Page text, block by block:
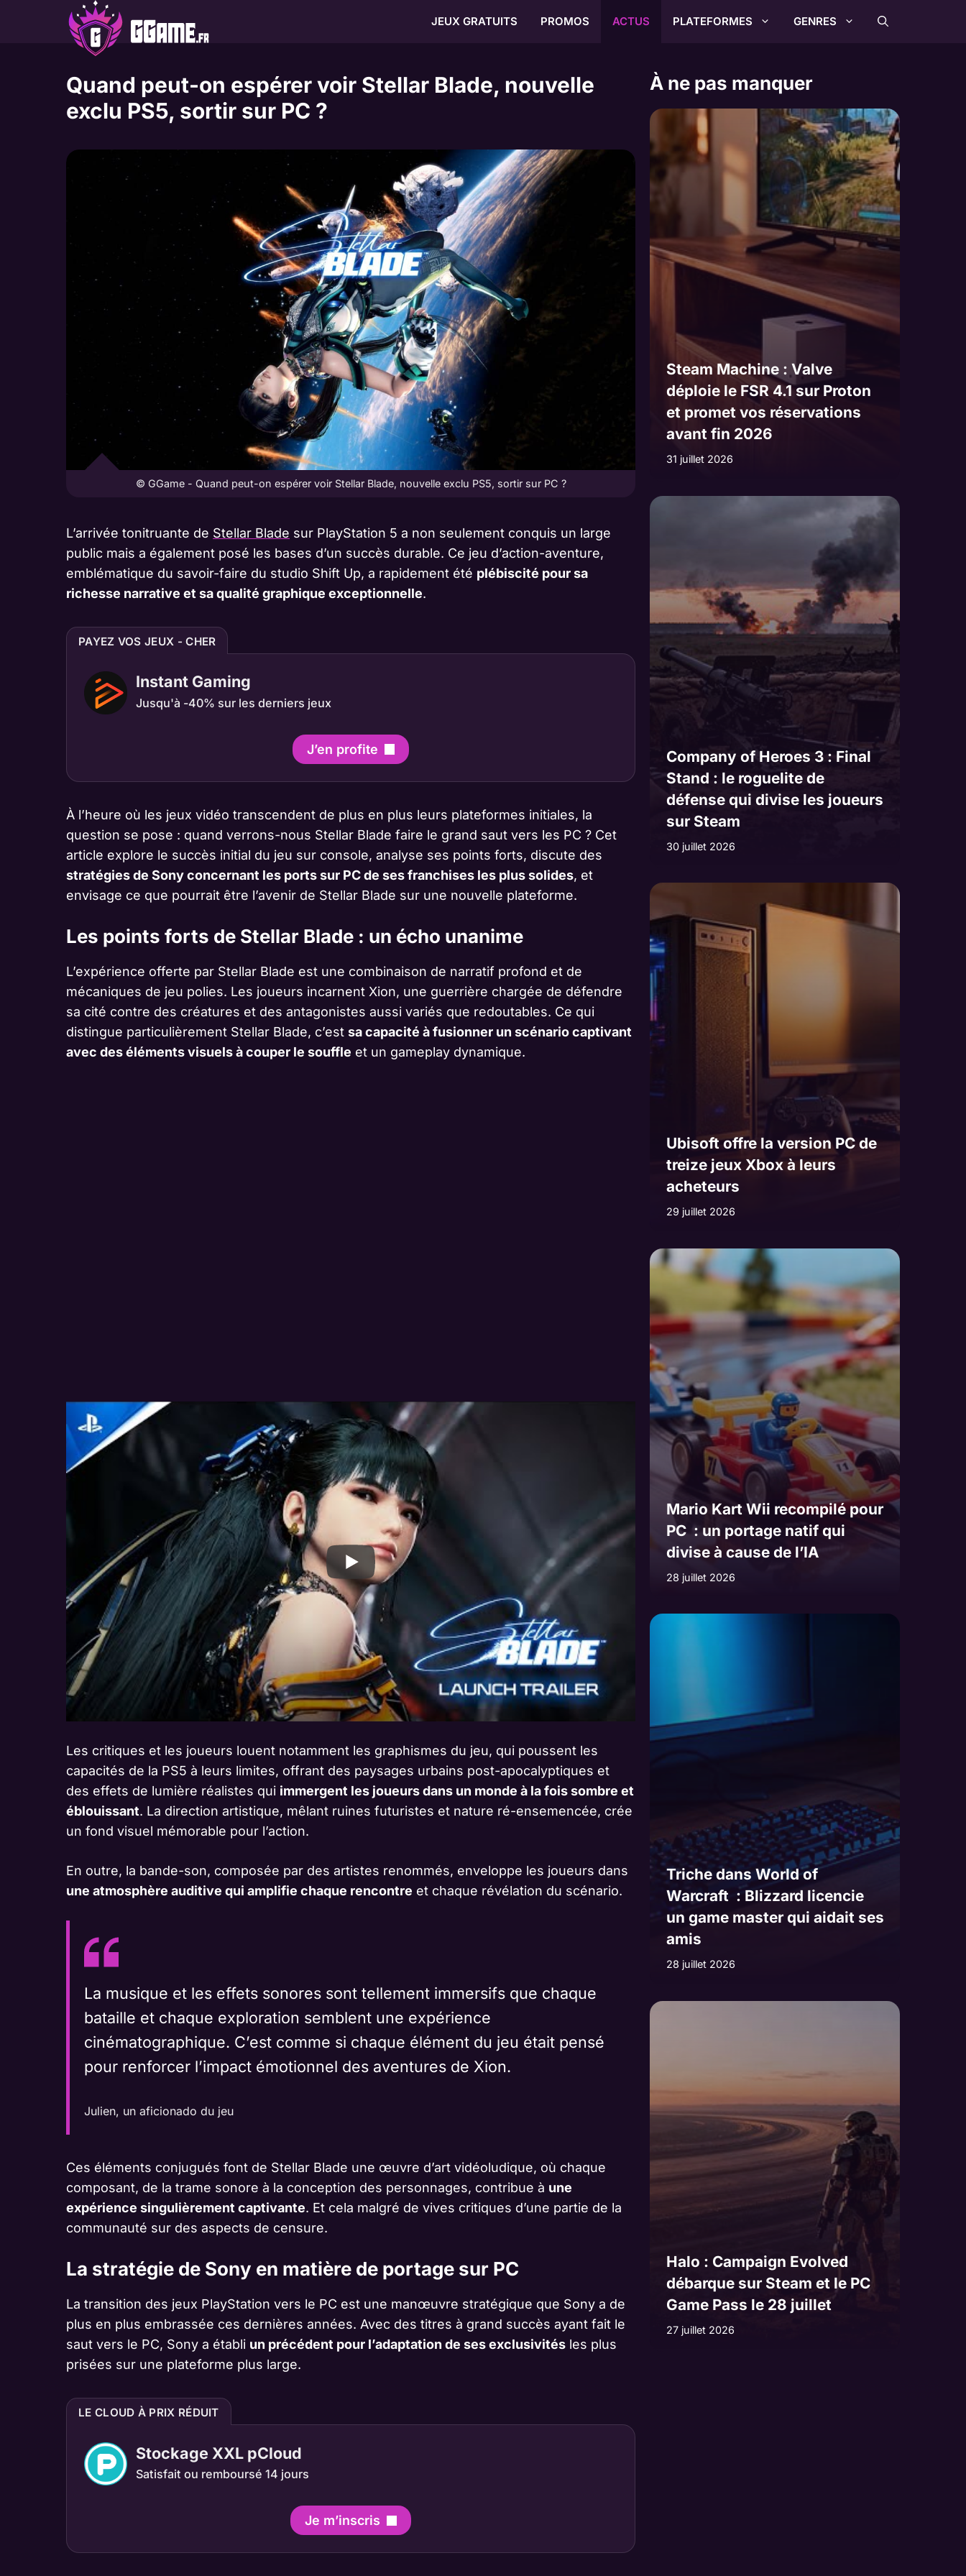
JEUX GRATUITS PROMOS ACTUS PLATEFORMES GENRES
Quand peut-on espérer voir Stellar Blade, nouvelle
exclu PS5, sortir sur PC ?
© GGame - Quand peut-on espérer voir Stellar Blade, nouvelle exclu PS5, sortir sur PC ?
L’arrivée tonitruante de Stellar Blade sur PlayStation 5 a non seulement conquis un large
public mais a également posé les bases d’un succès durable. Ce jeu d’action-aventure,
emblématique du savoir-faire du studio Shift Up, a rapidement été plébiscité pour sa
richesse narrative et sa qualité graphique exceptionnelle.
PAYEZ VOS JEUX - CHER
Instant Gaming
Jusqu'à -40% sur les derniers jeux
J’en profite
À l’heure où les jeux vidéo transcendent de plus en plus leurs plateformes initiales, la
question se pose : quand verrons-nous Stellar Blade faire le grand saut vers les PC ? Cet
article explore le succès initial du jeu sur console, analyse ses points forts, discute des
stratégies de Sony concernant les ports sur PC de ses franchises les plus solides, et
envisage ce que pourrait être l’avenir de Stellar Blade sur une nouvelle plateforme.
Les points forts de Stellar Blade : un écho unanime
L’expérience offerte par Stellar Blade est une combinaison de narratif profond et de
mécaniques de jeu polies. Les joueurs incarnent Xion, une guerrière chargée de défendre
sa cité contre des créatures et des antagonistes aussi variés que redoutables. Ce qui
distingue particulièrement Stellar Blade, c’est sa capacité à fusionner un scénario captivant
avec des éléments visuels à couper le souffle et un gameplay dynamique.
Les critiques et les joueurs louent notamment les graphismes du jeu, qui poussent les
capacités de la PS5 à leurs limites, offrant des paysages urbains post-apocalyptiques et
des effets de lumière réalistes qui immergent les joueurs dans un monde à la fois sombre et
éblouissant. La direction artistique, mêlant ruines futuristes et nature ré-ensemencée, crée
un fond visuel mémorable pour l’action.
En outre, la bande-son, composée par des artistes renommés, enveloppe les joueurs dans
une atmosphère auditive qui amplifie chaque rencontre et chaque révélation du scénario.
La musique et les effets sonores sont tellement immersifs que chaque
bataille et chaque exploration semblent une expérience
cinématographique. C’est comme si chaque élément du jeu était pensé
pour renforcer l’impact émotionnel des aventures de Xion.
Julien, un aficionado du jeu
Ces éléments conjugués font de Stellar Blade une œuvre d’art vidéoludique, où chaque
composant, de la trame sonore à la conception des personnages, contribue à une
expérience singulièrement captivante. Et cela malgré de vives critiques d’une partie de la
communauté sur des aspects de censure.
La stratégie de Sony en matière de portage sur PC
La transition des jeux PlayStation vers le PC est une manœuvre stratégique que Sony a de
plus en plus embrassée ces dernières années. Avec des titres à grand succès ayant fait le
saut vers le PC, Sony a établi un précédent pour l’adaptation de ses exclusivités les plus
prisées sur une plateforme plus large.
LE CLOUD À PRIX RÉDUIT
Stockage XXL pCloud
Satisfait ou remboursé 14 jours
Je m’inscris
À ne pas manquer
Steam Machine : Valve
déploie le FSR 4.1 sur Proton
et promet vos réservations
avant fin 2026
31 juillet 2026
Company of Heroes 3 : Final
Stand : le roguelite de
défense qui divise les joueurs
sur Steam
30 juillet 2026
Ubisoft offre la version PC de
treize jeux Xbox à leurs
acheteurs
29 juillet 2026
Mario Kart Wii recompilé pour
PC : un portage natif qui
divise à cause de l’IA
28 juillet 2026
Triche dans World of
Warcraft : Blizzard licencie
un game master qui aidait ses
amis
28 juillet 2026
Halo : Campaign Evolved
débarque sur Steam et le PC
Game Pass le 28 juillet
27 juillet 2026